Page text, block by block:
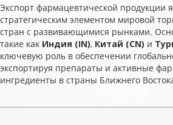
Экспорт фармацевтической продукции
стратегическим элементом мировой
стран с развивающимися рынками.
такие как Индия (IN) Китай (CN) и
ключевую роль в обеспечении
экспортируя препараты и активные
ингредиенты в страны Ближнего